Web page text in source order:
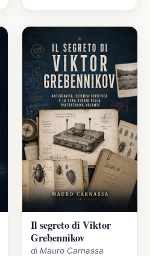
Il segreto di Viktor
Grebennikov
di Mauro Carnassa